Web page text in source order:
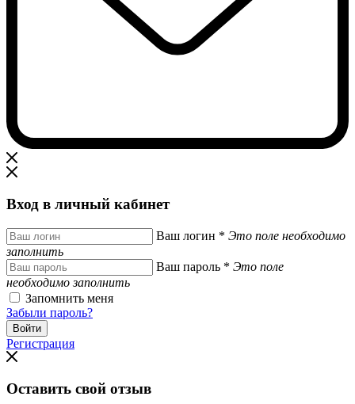
Вход в личный кабинет
Ваш логин * Это поле необходимо
заполнить
Ваш пароль * Это поле
необходимо заполнить
Запомнить меня
Забыли пароль?
Регистрация
Оставить свой отзыв